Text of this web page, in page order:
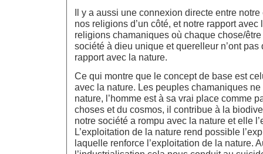
Il y a aussi une connexion directe entre
nos religions d’un côté, et notre rapport avec
religions chamaniques où chaque chose/
société à dieu unique et querelleur n’ont pas
rapport avec la nature.
Ce qui montre que le concept de base est
avec la nature. Les peuples chamaniques ne
nature, l’homme est à sa vrai place comme
choses et du cosmos, il contribue à la
notre société a rompu avec la nature et elle
L’exploitation de la nature rend possible
laquelle renforce l’exploitation de la nature.